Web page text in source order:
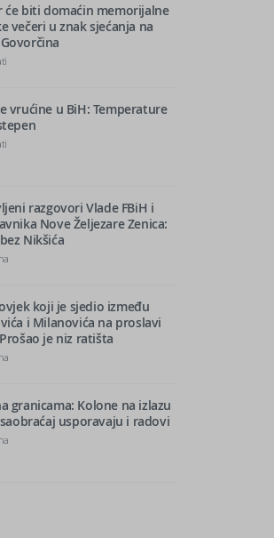
će biti domaćin memorijalne
večeri u znak sjećanja na
vrućine u BiH: Temperature
razgovori Vlade FBiH i
Nove Željezare Zenica:
Nikšića
koji je sjedio između
i Milanovića na proslavi
je niz ratišta
granicama: Kolone na izlazu
usporavaju i radovi